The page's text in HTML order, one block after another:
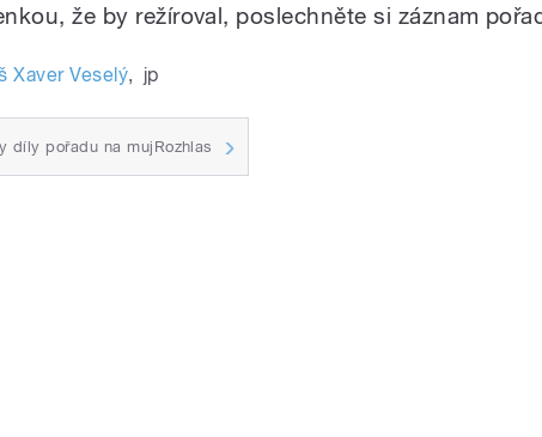
že by režíroval, poslechněte si záznam
Xaver Veselý, jp
díly pořadu na mujRozhlas